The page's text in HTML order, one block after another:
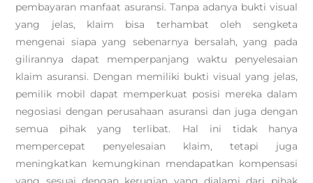
pembayaran manfaat asuransi. Tanpa adanya bukti visual
yang jelas, klaim bisa terhambat oleh sengketa
mengenai siapa yang sebenarnya bersalah, yang pada
gilirannya dapat memperpanjang waktu penyelesaian
klaim asuransi. Dengan memiliki bukti visual yang jelas,
pemilik mobil dapat memperkuat posisi mereka dalam
negosiasi dengan perusahaan asuransi dan juga dengan
semua pihak yang terlibat. Hal ini tidak hanya
mempercepat penyelesaian klaim, tetapi juga
meningkatkan kemungkinan mendapatkan kompensasi